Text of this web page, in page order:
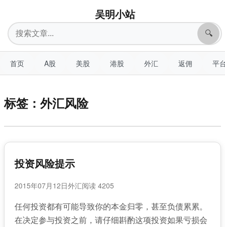
吴明小站
搜
索
🔍
首页 A股 美股 港股 外汇 返佣 平
标签：外汇风险
投资风险提示
2015年07月12日外汇阅读 4205
任何投资都有可能导致你的本金归零，甚至负债累累。
在决定参与投资之前，请仔细斟酌这项投资如果亏损会